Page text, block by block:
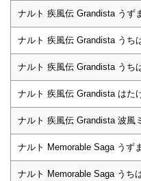
ナルト 疾風伝 Grandista うず
ナルト 疾風伝 Grandista うち
ナルト 疾風伝 Grandista うち
ナルト 疾風伝 Grandista はた
ナルト 疾風伝 Grandista 波風
ナルト Memorable Saga うず
ナルト Memorable Saga うち